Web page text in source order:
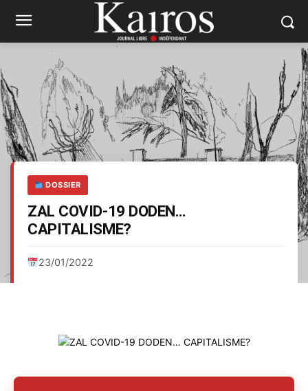
DOSSIER
ZAL COVID-19 DODEN…
CAPITALISME?
23/01/2022